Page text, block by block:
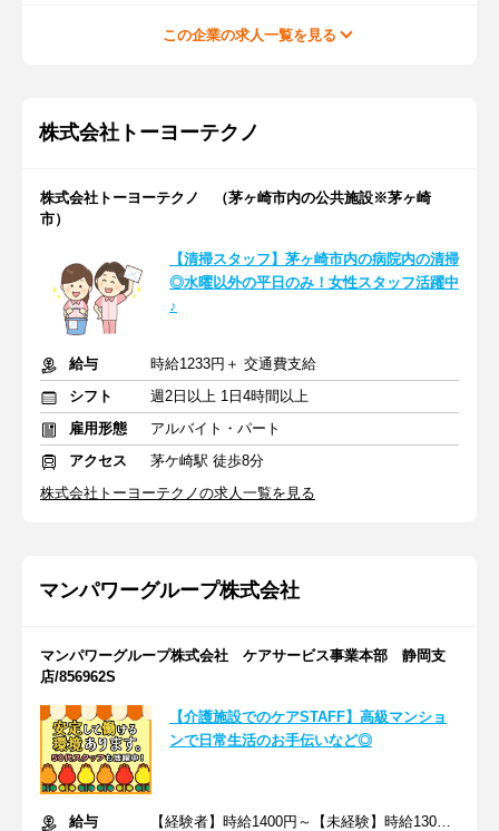
この企業の求人一覧を見る
株式会社トーヨーテクノ
株式会社トーヨーテクノ （茅ヶ崎市内の公共施設※茅ヶ崎
市）
【清掃スタッフ】茅ヶ崎市内の病院内の清掃
◎水曜以外の平日のみ！女性スタッフ活躍中
♪
給与
時給1233円＋ 交通費支給
シフト
週2日以上 1日4時間以上
雇用形態
アルバイト・パート
アクセス
茅ケ崎駅 徒歩8分
株式会社トーヨーテクノの求人一覧を見る
マンパワーグループ株式会社
マンパワーグループ株式会社 ケアサービス事業本部 静岡支
店/856962S
【介護施設でのケアSTAFF】高級マンショ
ンで日常生活のお手伝いなど◎
給与
【経験者】時給1400円～【未経験】時給1300円～ ※交通費全額